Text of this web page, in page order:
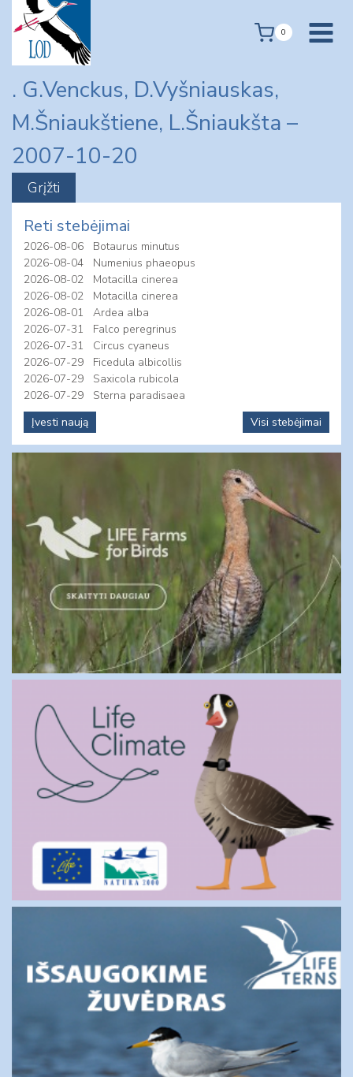
content
0
. G.Venckus, D.Vyšniauskas,
M.Šniaukštiene, L.Šniaukšta –
2007-10-20
Reti stebėjimai
2026-08-06
Botaurus minutus
2026-08-04
Numenius phaeopus
2026-08-02
Motacilla cinerea
2026-08-02
Motacilla cinerea
2026-08-01
Ardea alba
2026-07-31
Falco peregrinus
2026-07-31
Circus cyaneus
2026-07-29
Ficedula albicollis
2026-07-29
Saxicola rubicola
2026-07-29
Sterna paradisaea
Įvesti naują
Visi stebėjimai